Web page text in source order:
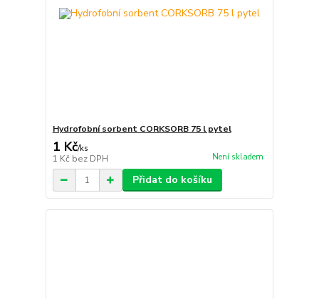
Hydrofobní sorbent CORKSORB 75 l pytel
1 Kč/ks
1 Kč bez DPH Není skladem
Přidat do košíku